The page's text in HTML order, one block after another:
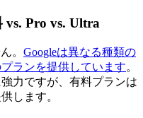
vs. Pro vs. Ultra
。 Googleは異なる種類の
ランを提供しています。
力ですが、有料プランは
します。